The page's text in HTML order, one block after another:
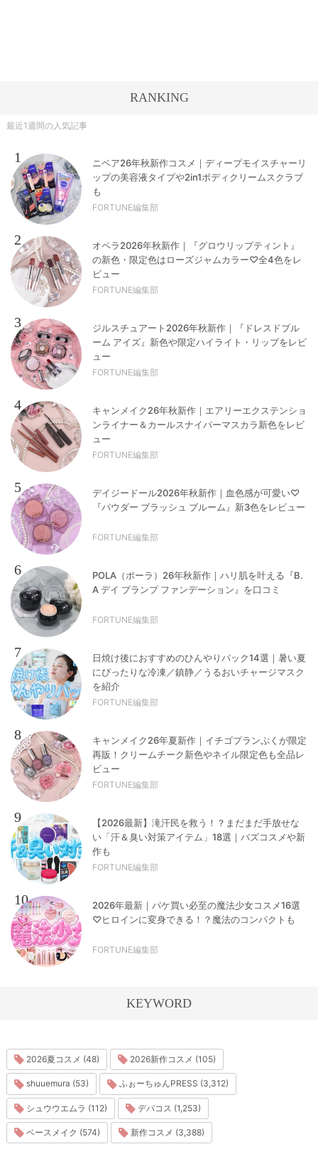
RANKING
最近1週間の人気記事
1
ニベア26年秋新作コスメ｜ディープモイスチャーリ
ップの美容液タイプや2in1ボディクリームスクラブ
も
FORTUNE編集部
2
オペラ2026年秋新作｜『グロウリップティント』
の新色・限定色はローズジャムカラー♡全4色をレ
ビュー
FORTUNE編集部
3
ジルスチュアート2026年秋新作｜『ドレスドブル
ーム アイズ』新色や限定ハイライト・リップをレビ
ュー
FORTUNE編集部
4
キャンメイク26年秋新作｜エアリーエクステンショ
ンライナー＆カールスナイパーマスカラ新色をレビ
ュー
FORTUNE編集部
5
デイジードール2026年秋新作｜血色感が可愛い♡
『パウダー ブラッシュ ブルーム』新3色をレビュー
FORTUNE編集部
6
POLA（ポーラ）26年秋新作｜ハリ肌を叶える『B.
A デイ プランプ ファンデーション』を口コミ
FORTUNE編集部
7
日焼け後におすすめのひんやりパック14選｜暑い夏
にぴったりな冷凍／鎮静／うるおいチャージマスク
を紹介
FORTUNE編集部
8
キャンメイク26年夏新作｜イチゴプランぷくが限定
再販！クリームチーク新色やネイル限定色も全品レ
ビュー
FORTUNE編集部
9
【2026最新】滝汗民を救う！？まだまだ手放せな
い「汗＆臭い対策アイテム」18選｜バズコスメや新
作も
FORTUNE編集部
10
2026年最新｜パケ買い必至の魔法少女コスメ16選
♡ヒロインに変身できる！？魔法のコンパクトも
FORTUNE編集部
KEYWORD
2026夏コスメ (48) 2026新作コスメ (105)
shuuemura (53) ふぉーちゅんPRESS (3,312)
シュウウエムラ (112) デパコス (1,253)
ベースメイク (574) 新作コスメ (3,388)